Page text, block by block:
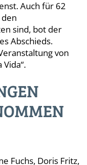
Auch für 62
sind, bot der
Abschieds.
von
Vida“.
Fuchs, Doris Fritz,